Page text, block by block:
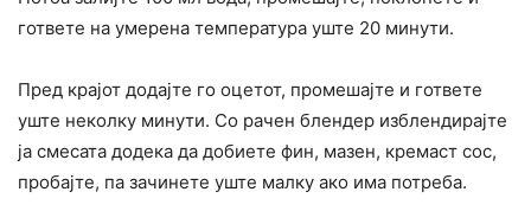
гответе на умерена температура уште 20 минути.
Пред крајот додајте го оцетот, промешајте и гответе
уште неколку минути. Со рачен блендер изблендирајте
ја смесата додека да добиете фин, мазен, кремаст сос,
пробајте, па зачинете уште малку ако има потреба.